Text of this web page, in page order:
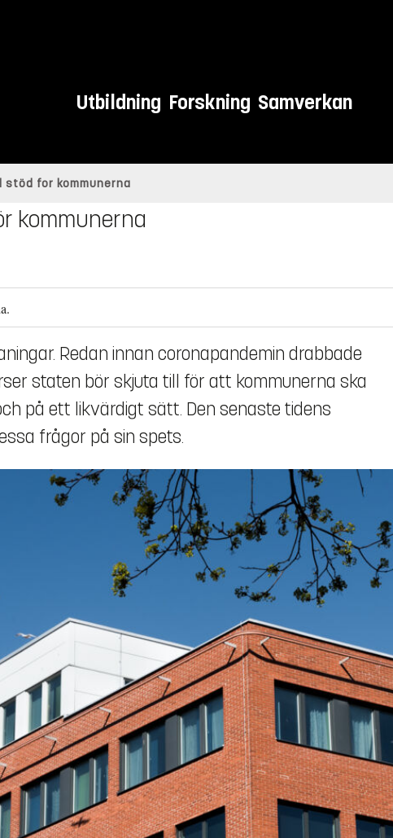
Utbildning Forskning Samverkan
stöd for kommunerna
kommunerna
Redan innan coronapandemin drabbade
staten bör skjuta till för att kommunerna ska
på ett likvärdigt sätt. Den senaste tidens
frågor på sin spets.